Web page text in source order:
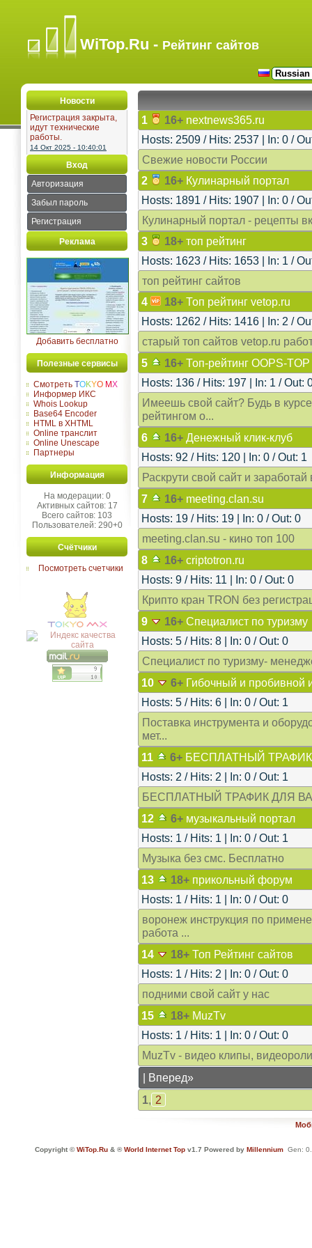
WiTop.Ru - Рейтинг сайтов
Новости
Регистрация закрыта,
идут технические
работы.
14 Окт 2025 - 10:40:01
Вход
Авторизация
Забыл пароль
Регистрация
Реклама
Добавить бесплатно
Полезные сервисы
Смотреть TOKYO MX
Информер ИКС
Whois Lookup
Base64 Encoder
HTML в XHTML
Online транслит
Online Unescape
Партнеры
Информация
На модерации: 0
Активных сайтов: 17
Всего сайтов: 103
Пользователей: 290+0
Счётчики
Посмотреть счетчики
1 16+ nextnews365.ru
Hosts: 2509 / Hits: 2537 | In: 0 /
Свежие новости России
2
16+ Кулинарный портал
Hosts: 1891 / Hits: 1907 | In: 0 /
Кулинарный портал - рецепты
3
18+ топ рейтинг
Hosts: 1623 / Hits: 1653 | In: 1 /
топ рейтинг сайтов
4
18+ Топ рейтинг vetop.ru
Hosts: 1262 / Hits: 1416 | In: 2 /
старый топ сайтов vetop.ru
5
16+ Топ-рейтинг OOPS-TOP
Hosts: 136 / Hits: 197 | In: 1 / Out:
Имеешь свой сайт? Будь в
рейтингом o...
6
16+ Денежный клик-клуб
Hosts: 92 / Hits: 120 | In: 0 / Out: 1
Раскрути свой сайт и
7
16+ meeting.clan.su
Hosts: 19 / Hits: 19 | In: 0 / Out: 0
meeting.clan.su - кино топ 100
8
16+ criptotron.ru
Hosts: 9 / Hits: 11 | In: 0 / Out: 0
Крипто кран TRON без
9
16+ Специалист по туризму
Hosts: 5 / Hits: 8 | In: 0 / Out: 0
Специалист по туризму-
10
6+ Гибочный и пробивной
Hosts: 5 / Hits: 6 | In: 0 / Out: 1
Поставка инструмента и
мет...
11
6+ БЕСПЛАТНЫЙ
Hosts: 2 / Hits: 2 | In: 0 / Out: 1
БЕСПЛАТНЫЙ ТРАФИК ДЛЯ
12
6+ музыкальный портал
Hosts: 1 / Hits: 1 | In: 0 / Out: 1
Музыка без смс. Бесплатно
13
18+ прикольный форум
Hosts: 1 / Hits: 1 | In: 0 / Out: 0
воронеж инструкция по
работа ...
14
18+ Топ Рейтинг сайтов
Hosts: 1 / Hits: 2 | In: 0 / Out: 0
подними свой сайт у нас
15
18+ MuzTv
Hosts: 1 / Hits: 1 | In: 0 / Out: 0
MuzTv - видео клипы,
| Вперед»
1, 2
Copyright ©WiTop.Ru & ®World Internet Top v1.7 Powered by Millennium Gen: